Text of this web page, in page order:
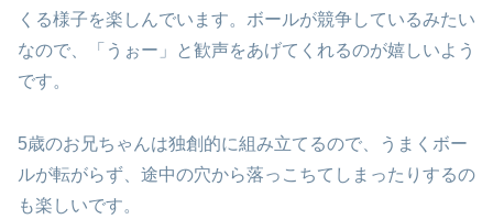
くる様子を楽しんでいます。ボールが競争しているみたい
なので、「うぉー」と歓声をあげてくれるのが嬉しいよう
です。
5歳のお兄ちゃんは独創的に組み立てるので、うまくボー
ルが転がらず、途中の穴から落っこちてしまったりするの
も楽しいです。